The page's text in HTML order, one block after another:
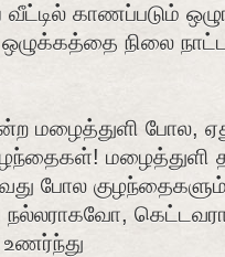
வீட்டில் காணப்படும்
ஒழுக்கத்தை நிலை
மழைத்துளி போல,
! மழைத்துளி
போல
நல்லராகவோ,
உணர்ந்து